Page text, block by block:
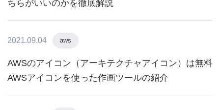
ちらがいいのかを徹底解説
2021.09.04 aws
AWSのアイコン（アーキテクチャアイコン）は無料
AWSアイコンを使った作画ツールの紹介